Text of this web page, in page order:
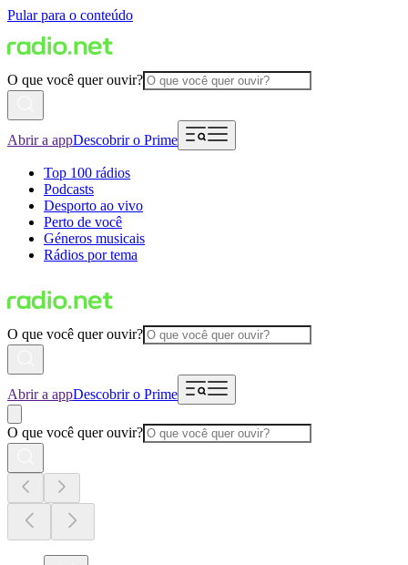
Pular para o conteúdo
O que você quer ouvir?
Abrir a appDescobrir o Prime
Top 100 rádios
Podcasts
Desporto ao vivo
Perto de você
Géneros musicais
Rádios por tema
O que você quer ouvir?
Abrir a appDescobrir o Prime
O que você quer ouvir?